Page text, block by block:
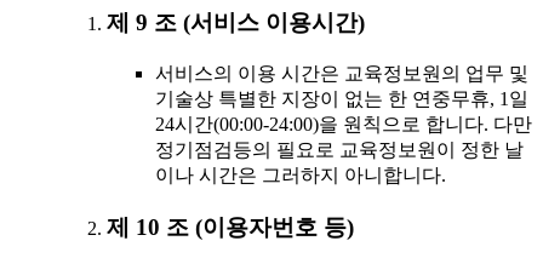
제 9 조 (서비스 이용시간)
서비스의 이용 시간은 교육정보원의 업무 및
기술상 특별한 지장이 없는 한 연중무휴, 1일
24시간(00:00-24:00)을 원칙으로 합니다. 다만
정기점검등의 필요로 교육정보원이 정한 날
이나 시간은 그러하지 아니합니다.
제 10 조 (이용자번호 등)